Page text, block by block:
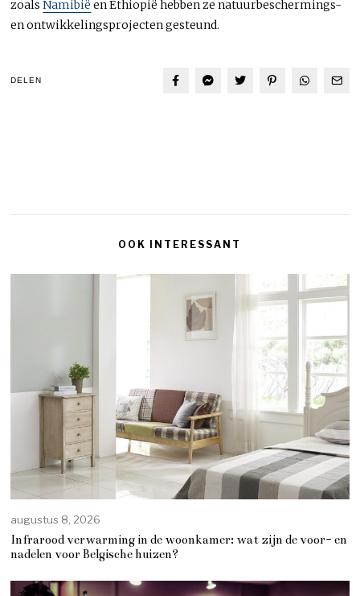
zoalsNamibië en Ethiopië hebben ze natuurbeschermings-
en ontwikkelingsprojecten gesteund.
DELEN
OOK INTERESSANT
augustus 8, 2026
Infrarood verwarming in de woonkamer: wat zijn de voor- en
nadelen voor Belgische huizen?